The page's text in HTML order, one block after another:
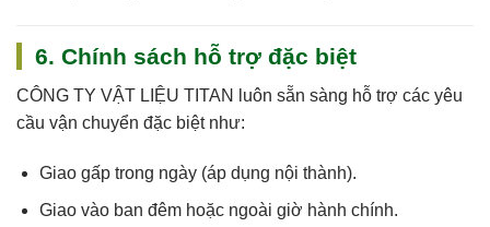
6. Chính sách hỗ trợ đặc biệt
CÔNG TY VẬT LIỆU TITAN
luôn sẵn sàng hỗ trợ các yêu
cầu vận chuyển đặc biệt như:
Giao gấp trong ngày (áp dụng nội thành).
Giao vào ban đêm hoặc ngoài giờ hành chính.